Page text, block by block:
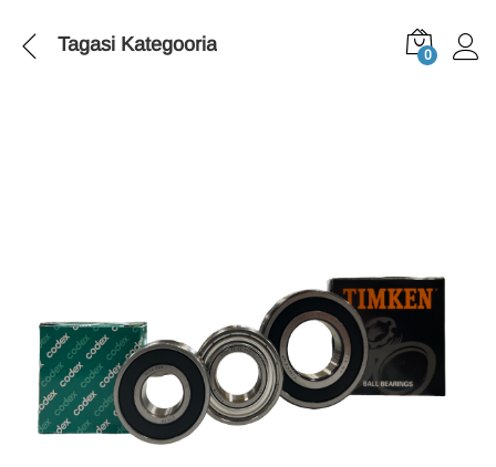
Tagasi Kategooria 0